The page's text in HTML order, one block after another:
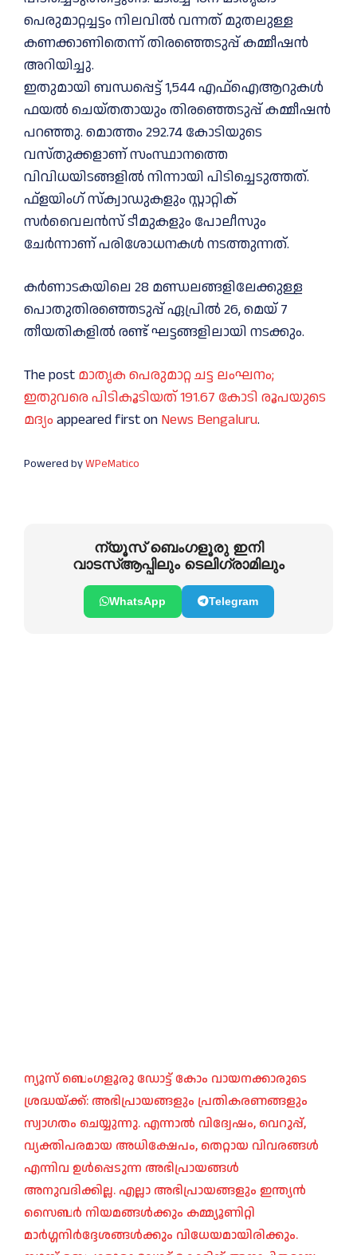
പെരുമാറ്റച്ചട്ടം നിലവിൽ വന്നത് മുതലുള്ള
കണക്കാണിതെന്ന് തിരഞ്ഞെടുപ്പ് കമ്മീഷൻ
അറിയിച്ചു.
ഇതുമായി ബന്ധപ്പെട്ട് 1,544 എഫ്ഐആറുകൾ
ഫയൽ ചെയ്തതായും തിരഞ്ഞെടുപ്പ് കമ്മീഷൻ
പറഞ്ഞു. മൊത്തം 292.74 കോടിയുടെ
വസ്തുക്കളാണ് സംസ്ഥാനത്തെ
വിവിധയിടങ്ങളിൽ നിന്നായി പിടിച്ചെടുത്തത്.
ഫ്‌ളയിംഗ് സ്‌ക്വാഡുകളും സ്റ്റാറ്റിക്
സർവൈലൻസ് ടീമുകളും പോലീസും
ചേർന്നാണ് പരിശോധനകൾ നടത്തുന്നത്.
കർണാടകയിലെ 28 മണ്ഡലങ്ങളിലേക്കുള്ള
പൊതുതിരഞ്ഞെടുപ്പ് ഏപ്രിൽ 26, മെയ് 7
തീയതികളിൽ രണ്ട് ഘട്ടങ്ങളിലായി നടക്കും.
The post മാതൃക പെരുമാറ്റ ചട്ട ലംഘനം;
ഇതുവരെ പിടികൂടിയത് 191.67 കോടി രൂപയുടെ
മദ്യം appeared first on News Bengaluru.
Powered byWPeMatico
ന്യൂസ് ബെംഗളൂരു ഇനി
വാടസ്ആപ്പിലും ടെലിഗ്രാമിലും
WhatsApp Telegram
ന്യൂസ് ബെംഗളൂരു ഡോട്ട് കോം വായനക്കാരുടെ
ശ്രദ്ധയ്ക്ക്: അഭിപ്രായങ്ങളും പ്രതികരണങ്ങളും
സ്വാഗതം ചെയ്യുന്നു. എന്നാൽ വിദ്വേഷം, വെറുപ്പ്,
വ്യക്തിപരമായ അധിക്ഷേപം, തെറ്റായ വിവരങ്ങൾ
എന്നിവ ഉൾപ്പെടുന്ന അഭിപ്രായങ്ങൾ
അനുവദിക്കില്ല. എല്ലാ അഭിപ്രായങ്ങളും ഇന്ത്യൻ
സൈബർ നിയമങ്ങൾക്കും കമ്മ്യൂണിറ്റി
മാർഗ്ഗനിർദ്ദേശങ്ങൾക്കും വിധേയമായിരിക്കും.